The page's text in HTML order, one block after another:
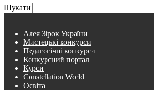
Шукати
Алея Зірок України
Мистецькі конкурси
Педагогічні конкурси
Конкурсний портал
Курси
Constellation World
Освіта